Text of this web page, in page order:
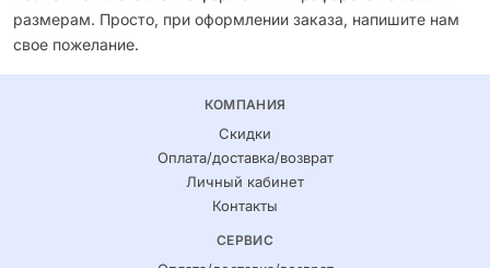
размерам. Просто, при оформлении заказа, напишите нам
свое пожелание.
КОМПАНИЯ
Скидки
Оплата/доставка/возврат
Личный кабинет
Контакты
СЕРВИС